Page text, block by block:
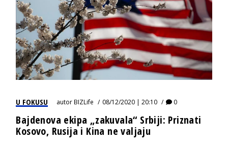
U FOKUSU autorBIZLife 08/12/2020 | 20:10 0
Bajdenova ekipa „zakuvala“ Srbiji: Priznati
Kosovo, Rusija i Kina ne valjaju